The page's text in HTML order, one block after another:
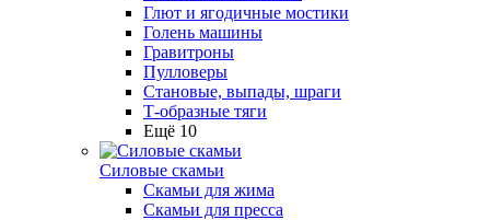
Глют и ягодичные мостики
Голень машины
Гравитроны
Пулловеры
Становые, выпады, шраги
Т-образные тяги
Ещё 10
Силовые скамьи
Скамьи для жима
Скамьи для пресса